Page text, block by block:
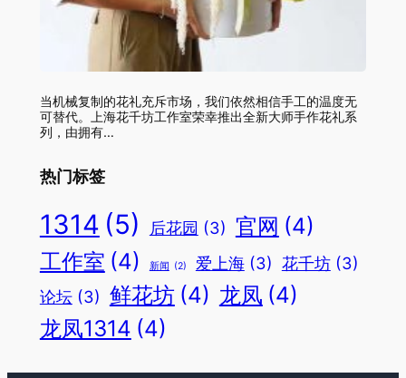
当机械复制的花礼充斥市场，我们依然相信手工的温度无
可替代。上海花千坊工作室荣幸推出全新大师手作花礼系
列，由拥有…
热门标签
1314 (5) 后花园 (3) 官网 (4)
工作室 (4) 新闻 (2) 爱上海 (3) 花千坊 (3)
论坛 (3) 鲜花坊 (4) 龙凤 (4)
龙凤1314 (4)